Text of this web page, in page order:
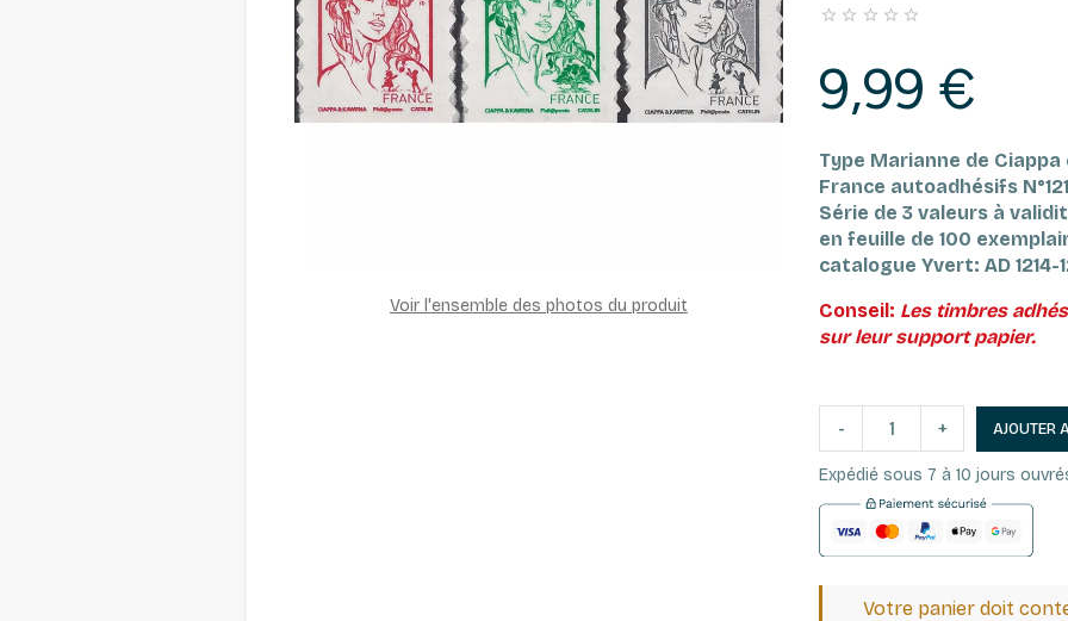
Voir l'ensemble des photos du produit
    
9,99 €
Type Marianne de
France autoadhésifs
Série de 3 valeurs à
en feuille de 100
catalogue Yvert: AD 1214-
Conseil: Les timbres
sur leur support papier.
- + AJOUTER
Expédié sous 7 à 10 jours
Votre panier doit